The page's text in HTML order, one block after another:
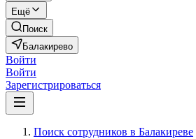
Ещё
Поиск
Балакирево
Войти
Войти
Зарегистрироваться
Поиск сотрудников в Балакиреве